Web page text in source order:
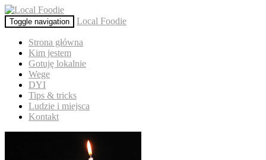
Toggle navigation Local Foodie
Strona główna
Kim jestem
Gotuję lokalnie
Wege
DYI
Tips & tricks
Ludzie i miejsca
Kontakt